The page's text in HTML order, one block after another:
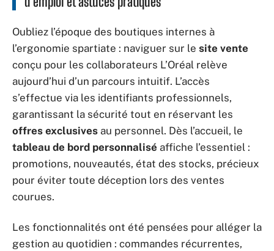
Oubliez l’époque des boutiques internes à
l’ergonomie spartiate : naviguer sur le site vente
conçu pour les collaborateurs L’Oréal relève
aujourd’hui d’un parcours intuitif. L’accès
s’effectue via les identifiants professionnels,
garantissant la sécurité tout en réservant les
offres exclusives au personnel. Dès l’accueil, le
tableau de bord personnalisé affiche l’essentiel :
promotions, nouveautés, état des stocks, précieux
pour éviter toute déception lors des ventes
courues.
Les fonctionnalités ont été pensées pour alléger la
gestion au quotidien : commandes récurrentes,